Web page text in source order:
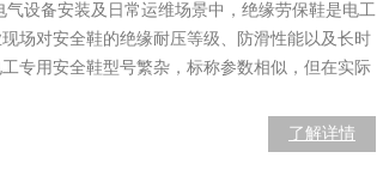
设备安装及日常运维场景中，绝缘劳保鞋是电工
场对安全鞋的绝缘耐压等级、防滑性能以及长时
专用安全鞋型号繁杂，标称参数相似，但在实际
了解详情